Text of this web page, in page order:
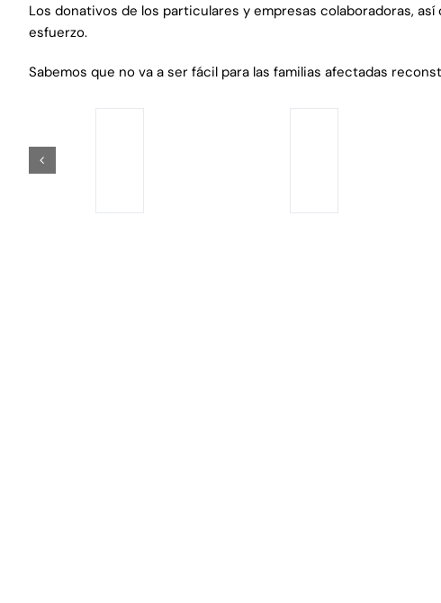
Los donativos de los particulares y empresas colaboradoras,
esfuerzo.
Sabemos que no va a ser fácil para las familias afectadas